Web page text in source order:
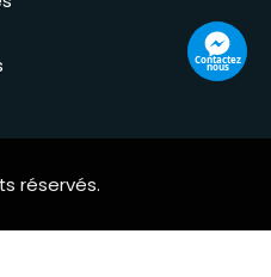
réservés.
Contactez
nous